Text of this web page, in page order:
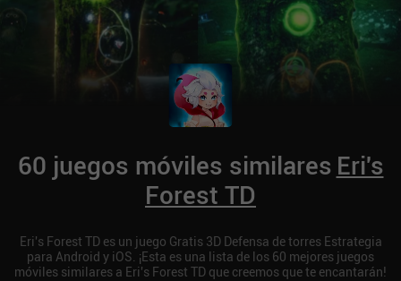
60 juegos móviles similares Eri's
Forest TD
Eri's Forest TD es un juego Gratis 3D Defensa de torres Estrategia
para Android y iOS. ¡Esta es una lista de los 60 mejores juegos
móviles similares a Eri's Forest TD que creemos que te encantarán!